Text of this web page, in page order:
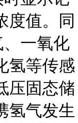
度值。同
一氧化
氢等传感
压固态储
氢气发生